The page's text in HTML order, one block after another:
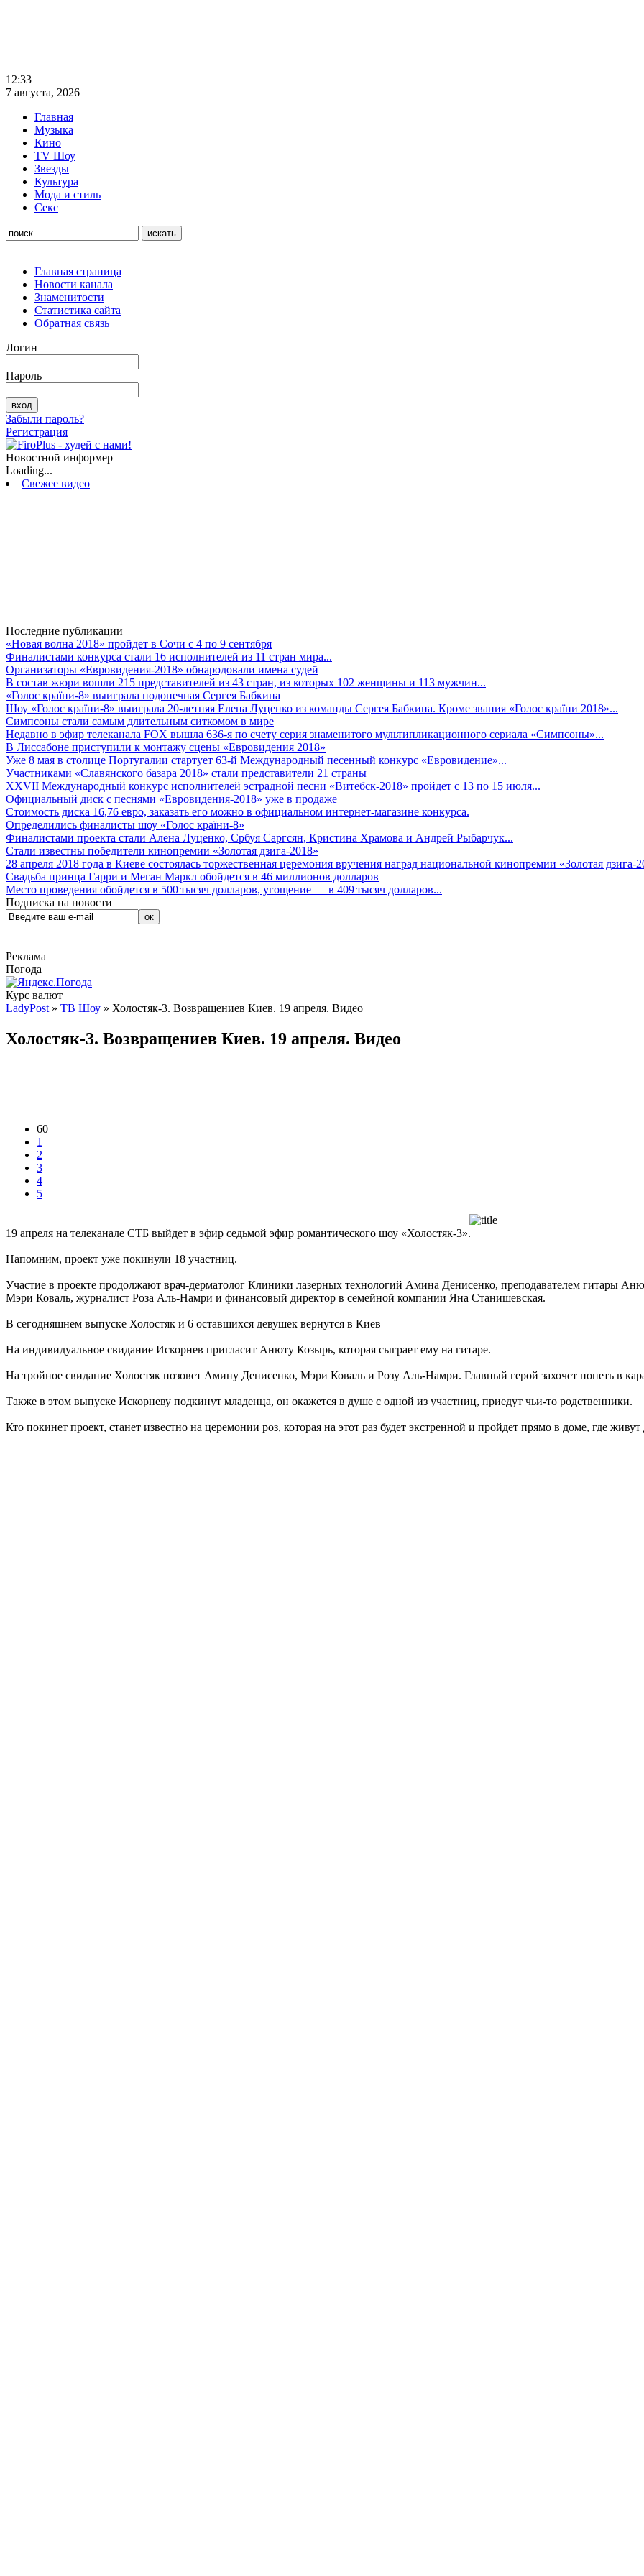
12:33
7 августа, 2026
Главная
Музыка
Кино
TV Шоу
Звезды
Культура
Мода и стиль
Секс
Главная страница
Новости канала
Знаменитости
Статистика сайта
Обратная связь
Логин
Пароль
Забыли пароль?
Регистрация
Новостной информер
Loading...
Свежее видео
Последние публикации
«Новая волна 2018» пройдет в Сочи с 4 по 9 сентября
Финалистами конкурса стали 16 исполнителей из 11 стран мира...
Организаторы «Евровидения-2018» обнародовали имена судей
В состав жюри вошли 215 представителей из 43 стран, из которых 102 женщины и 113 мужчин...
«Голос країни-8» выиграла подопечная Сергея Бабкина
Шоу «Голос країни-8» выиграла 20-летняя Елена Луценко из команды Сергея Бабкина. Кроме звания «Голос країни 2018»...
Симпсоны стали самым длительным ситкомом в мире
Недавно в эфир телеканала FOX вышла 636-я по счету серия знаменитого мультипликационного сериала «Симпсоны»...
В Лиссабоне приступили к монтажу сцены «Евровидения 2018»
Уже 8 мая в столице Португалии стартует 63-й Международный песенный конкурс «Евровидение»...
Участниками «Славянского базара 2018» стали представители 21 страны
XXVII Международный конкурс исполнителей эстрадной песни «Витебск-2018» пройдет с 13 по 15 июля...
Официальный диск с песнями «Евровидения-2018» уже в продаже
Стоимость диска 16,76 евро, заказать его можно в официальном интернет-магазине конкурса.
Определились финалисты шоу «Голос країни-8»
Финалистами проекта стали Алена Луценко, Србуя Саргсян, Кристина Храмова и Андрей Рыбарчук...
Стали известны победители кинопремии «Золотая дзига-2018»
28 апреля 2018 года в Киеве состоялась торжественная церемония вручения наград национальной кинопремии «Золотая дзига-
Свадьба принца Гарри и Меган Маркл обойдется в 46 миллионов долларов
Место проведения обойдется в 500 тысяч долларов, угощение — в 409 тысяч долларов...
Подписка на новости
Реклама
Погода
Курс валют
LadyPost » ТВ Шоу » Холостяк-3. Возвращениев Киев. 19 апреля. Видео
Холостяк-3. Возвращениев Киев. 19 апреля. Видео
60
1
2
3
4
5
19 апреля на телеканале СТБ выйдет в эфир седьмой эфир романтического шоу «Холостяк-3».
Напомним, проект уже покинули 18 участниц.
Участие в проекте продолжают врач-дерматолог Клиники лазерных технологий Амина Денисенко, преподавателем гитары
Мэри Коваль, журналист Роза Аль-Намри и финансовый директор в семейной компании Яна Станишевская.
В сегодняшнем выпуске Холостяк и 6 оставшихся девушек вернутся в Киев
На индивидуальное свидание Искорнев пригласит Анюту Козырь, которая сыграет ему на гитаре.
На тройное свидание Холостяк позовет Амину Денисенко, Мэри Коваль и Розу Аль-Намри. Главный герой захочет попеть в
Также в этом выпуске Искорневу подкинут младенца, он окажется в душе с одной из участниц, приедут чьи-то родственники.
Кто покинет проект, станет известно на церемонии роз, которая на этот раз будет экстренной и пройдет прямо в доме, где